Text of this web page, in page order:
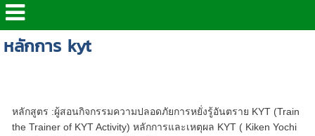
หลักการ kyt
หลักสูตร :ผู้สอนกิจกรรมความปลอดภัยการหยั่งรู้อันตราย KYT (Train
the Trainer of KYT Activity) หลักการและเหตุผล KYT ( Kiken Yochi